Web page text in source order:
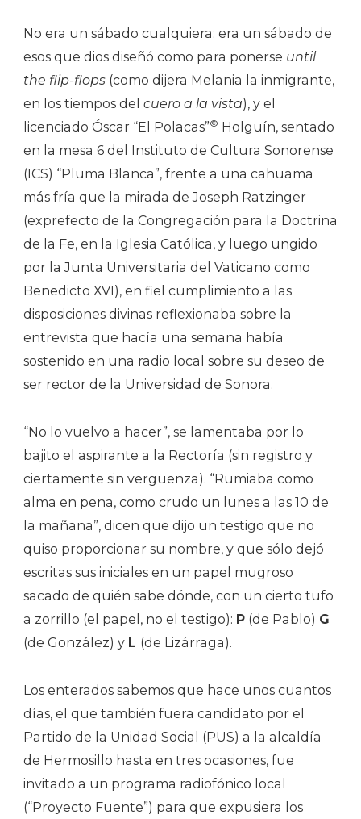
No era un sábado cualquiera: era un sábado de
esos que dios diseñó como para ponerse until
the flip-flops (como dijera Melania la inmigrante,
en los tiempos del cuero a la vista), y el
licenciado Óscar “El Polacas”© Holguín, sentado
en la mesa 6 del Instituto de Cultura Sonorense
(ICS) “Pluma Blanca”, frente a una cahuama
más fría que la mirada de Joseph Ratzinger
(exprefecto de la Congregación para la Doctrina
de la Fe, en la Iglesia Católica, y luego ungido
por la Junta Universitaria del Vaticano como
Benedicto XVI), en fiel cumplimiento a las
disposiciones divinas reflexionaba sobre la
entrevista que hacía una semana había
sostenido en una radio local sobre su deseo de
ser rector de la Universidad de Sonora.
“No lo vuelvo a hacer”, se lamentaba por lo
bajito el aspirante a la Rectoría (sin registro y
ciertamente sin vergüenza). “Rumiaba como
alma en pena, como crudo un lunes a las 10 de
la mañana”, dicen que dijo un testigo que no
quiso proporcionar su nombre, y que sólo dejó
escritas sus iniciales en un papel mugroso
sacado de quién sabe dónde, con un cierto tufo
a zorrillo (el papel, no el testigo): P (de Pablo) G
(de González) y L (de Lizárraga).
Los enterados sabemos que hace unos cuantos
días, el que también fuera candidato por el
Partido de la Unidad Social (PUS) a la alcaldía
de Hermosillo hasta en tres ocasiones, fue
invitado a un programa radiofónico local
(“Proyecto Fuente”) para que expusiera los